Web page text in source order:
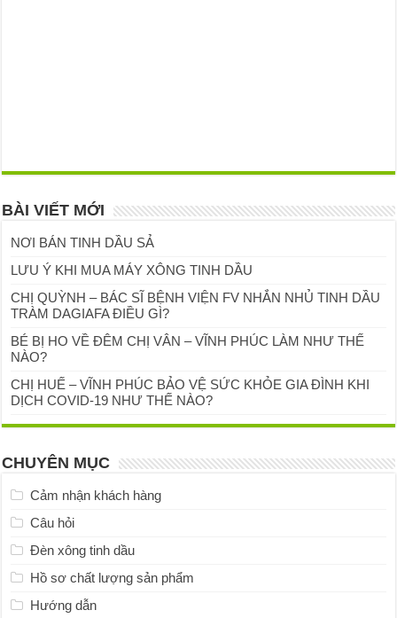
BÀI VIẾT MỚI
NƠI BÁN TINH DẦU SẢ
LƯU Ý KHI MUA MÁY XÔNG TINH DẦU
CHỊ QUỲNH – BÁC SĨ BỆNH VIỆN FV NHẮN NHỦ TINH DẦU
TRÀM DAGIAFA ĐIỀU GÌ?
BÉ BỊ HO VỀ ĐÊM CHỊ VÂN – VĨNH PHÚC LÀM NHƯ THẾ
NÀO?
CHỊ HUẾ – VĨNH PHÚC BẢO VỆ SỨC KHỎE GIA ĐÌNH KHI
DỊCH COVID-19 NHƯ THẾ NÀO?
CHUYÊN MỤC
Cảm nhận khách hàng
Câu hỏi
Đèn xông tinh dầu
Hồ sơ chất lượng sản phẩm
Hướng dẫn